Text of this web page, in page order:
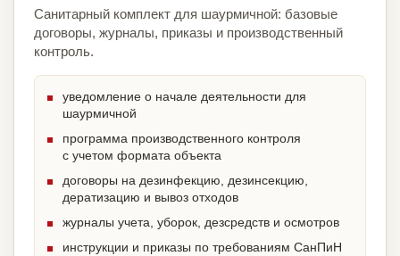
Санитарный комплект для шаурмичной: базовые
договоры, журналы, приказы и производственный
контроль.
уведомление о начале деятельности для
шаурмичной
программа производственного контроля
с учетом формата объекта
договоры на дезинфекцию, дезинсекцию,
дератизацию и вывоз отходов
журналы учета, уборок, дезсредств и осмотров
инструкции и приказы по требованиям СанПиН